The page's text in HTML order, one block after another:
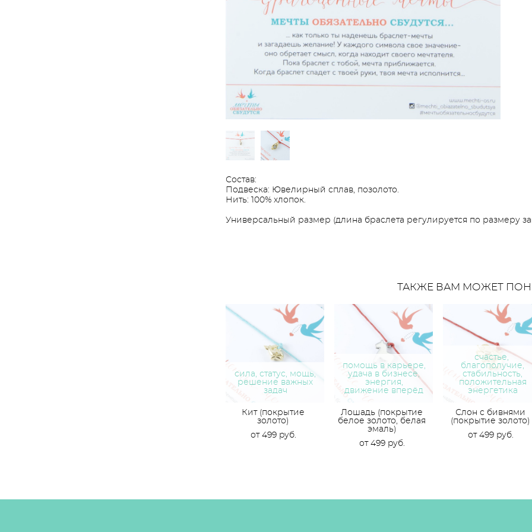
Состав:
Подвеска: Ювелирный сплав, позолото.
Нить: 100% хлопок.
Универсальный размер (длина браслета регулируется по размеру
ТАКЖЕ ВАМ МОЖЕТ
сила, статус, мощь,
решение важных
задач
Кит (покрытие
золото)
от 499 pуб.
помощь в карьере,
удача в бизнесе,
энергия,
движение вперёд
Лошадь (покрытие
белое золото, белая
эмаль)
от 499 pуб.
счастье, ​
благополучие,
стабильность,
положительная
энергетика
Слон с бивнями
(покрытие золото)
от 499 pуб.